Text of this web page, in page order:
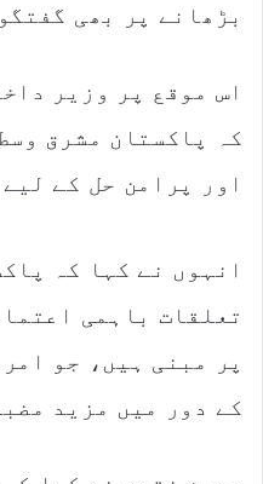
بڑھانے پر بھی
اس موقع پر وزیر
کہ پاکستان مشرق
اور پرامن حل کے
انہوں نے کہا کہ
تعلقات باہمی
پر مبنی ہیں، جو
کے دور میں مزید